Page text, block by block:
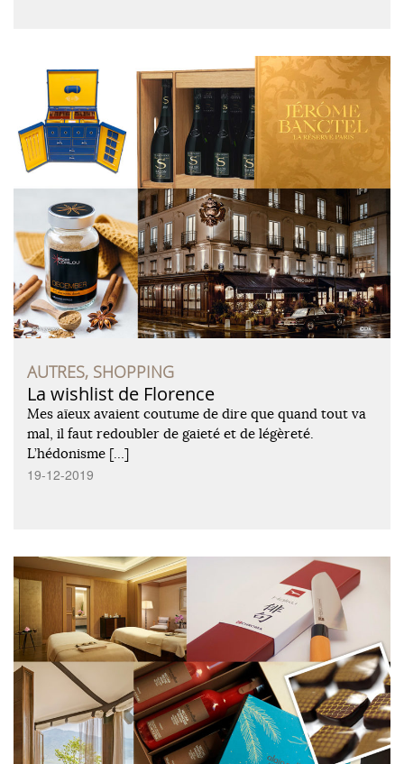
AUTRES, SHOPPING
La wishlist de Florence
Mes aïeux avaient coutume de dire que quand tout va
mal, il faut redoubler de gaieté et de légèreté.
L’hédonisme […]
19-12-2019